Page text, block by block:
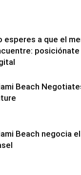
esperes a que el
posiciónate
Beach
Beach negocia